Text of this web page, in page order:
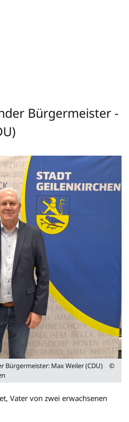
Bürgermeister -
Bürgermeister: Max Weiler (CDU)
©
Vater von zwei erwachsenen